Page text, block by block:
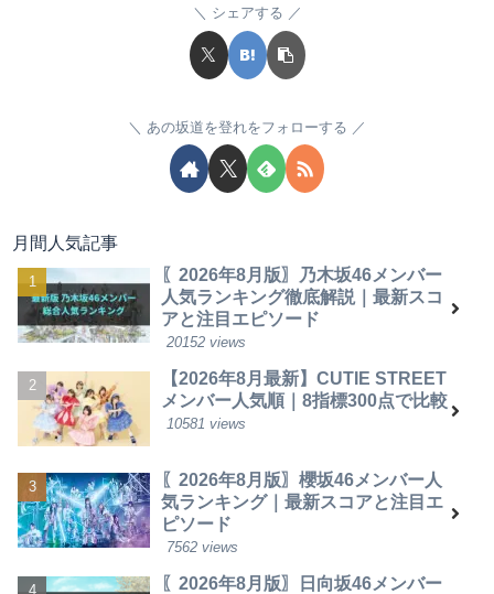
シェアする
あの坂道を登れをフォローする
月間人気記事
〖2026年8月版〗乃木坂46メンバー
人気ランキング徹底解説｜最新スコ
アと注目エピソード
20152 views
【2026年8月最新】CUTIE STREET
メンバー人気順｜8指標300点で比較
10581 views
〖2026年8月版〗櫻坂46メンバー人
気ランキング｜最新スコアと注目エ
ピソード
7562 views
〖2026年8月版〗日向坂46メンバー